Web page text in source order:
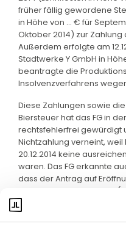
früher fällig gewordene
in Höhe von … € für
Oktober 2014) zur
Außerdem erfolgte am
Stadtwerke Y GmbH in
beantragte die
Insolvenzverfahrens
Diese Zahlungen sowie
Biersteuer hat das FG in
rechtsfehlerfrei gewürdigt
Nichtzahlung verneint,
20.12.2014 keine
waren. Das FG erkannte
dass der Antrag auf
verspätet gestellt wurde